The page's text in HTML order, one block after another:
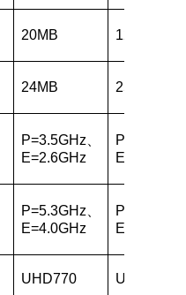
20MB 12MB
24MB 25MB
P=3.5GHz、
E=2.6GHz
P=5.3GHz、
E=4.0GHz
UHD770 UHD770